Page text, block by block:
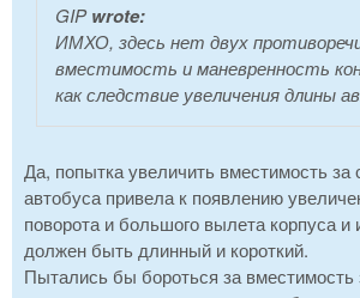
GIPwrote:
ИМХО, здесь нет двух
вместимость и маневренность
как следствие увеличения длины
Да, попытка увеличить вместимость за
автобуса привела к появлению
поворота и большого вылета корпуса и
должен быть длинный и короткий.
Пытались бы бороться за вместимость